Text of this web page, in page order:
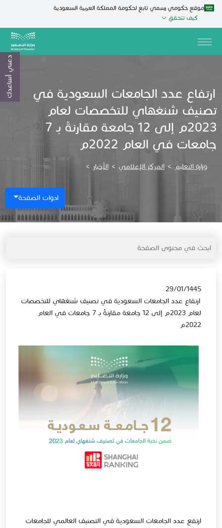
موقع حكومي رسمي تابع لحكومة المملكة العربية السعودية
كيف تتحقق
ارتفاع عدد الجامعات السعودية في
تصنيف شنغهاي للتخصصات لعام
2023م إلى 12 جامعة مقارنةً بـ 7
جامعات في العام 2022م
وزارة التعليم > المركز الإعلامي > الأخبار >
ادوات الصفحة
29/01/1445
ارتفاع عدد الجامعات السعودية في تصنيف شنغهاي للتخصصات
لعام 2023م إلى 12 جامعة مقارنةً بـ 7 جامعات في العام
2022م
ارتفع عدد الجامعات السعودية في التصنيف العالمي للجامعات
دعني أساعدك